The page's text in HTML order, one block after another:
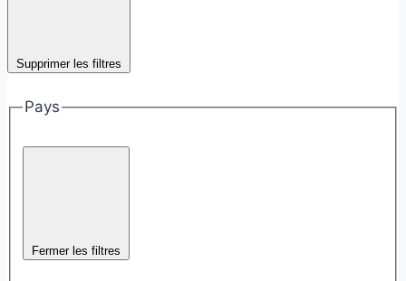
Supprimer les filtres
Pays
Fermer les filtres